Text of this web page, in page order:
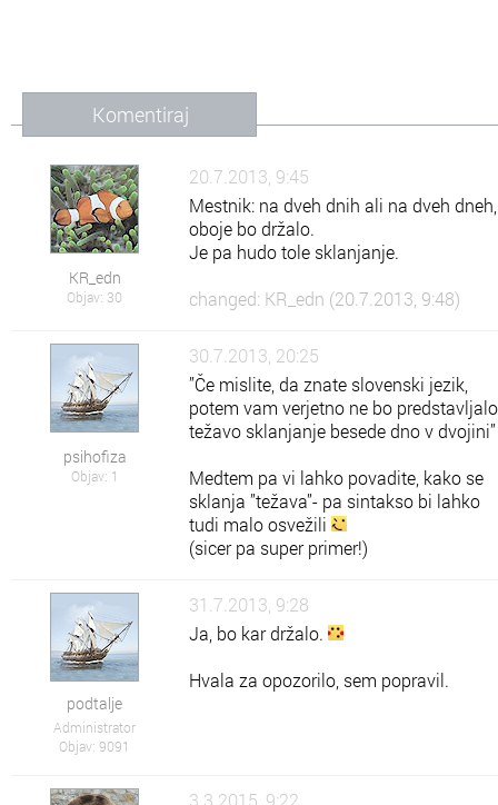
Komentiraj
KR_edn
Objav: 30
20.7.2013, 9:45
Mestnik: na dveh dnih ali na dveh dneh,
oboje bo držalo.
Je pa hudo tole sklanjanje.
changed: KR_edn (20.7.2013, 9:48)
psihofiza
Objav: 1
30.7.2013, 20:25
”Če mislite, da znate slovenski jezik,
potem vam verjetno ne bo predstavljalo
težavo sklanjanje besede dno v dvojini”
Medtem pa vi lahko povadite, kako se
sklanja ”težava”- pa sintakso bi lahko
tudi malo osvežili
(sicer pa super primer!)
podtalje
Administrator
Objav: 9091
31.7.2013, 9:28
Ja, bo kar držalo.
Hvala za opozorilo, sem popravil.
3.3.2015, 9:22